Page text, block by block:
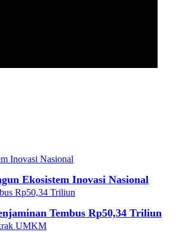
Ekosistem Inovasi Nasional
Tembus Rp50,34 Triliun